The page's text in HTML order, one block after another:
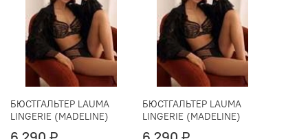
БЮСТГАЛЬТЕР LAUMA
LINGERIE (MADELINE)
БЮСТГАЛЬТЕР LAUMA
LINGERIE (MADELINE)